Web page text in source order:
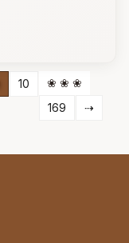
10
❀ ❀ ❀
169
⇢